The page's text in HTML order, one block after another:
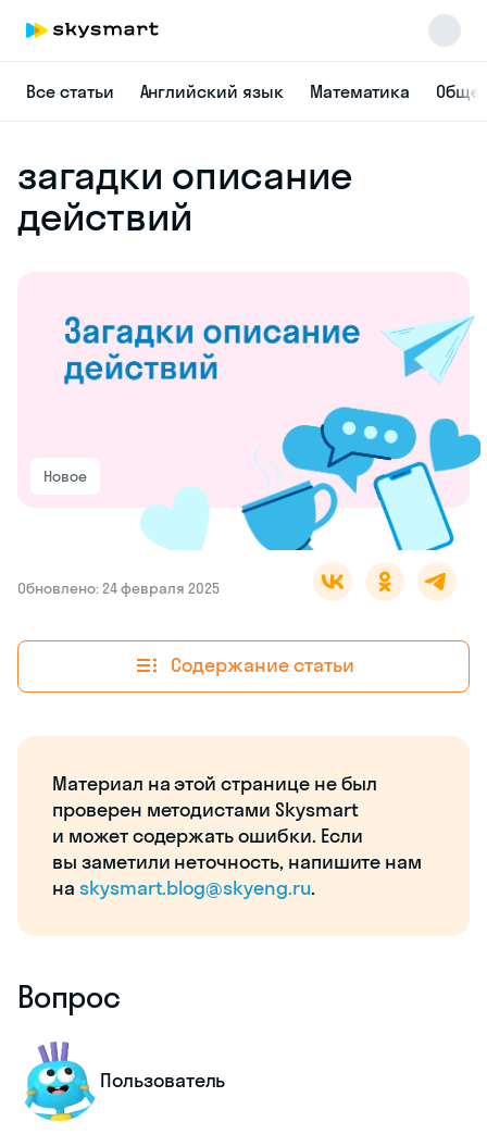
Все статьи Английский язык Математика
загадки описание
действий
Новое
Обновлено: 24 февраля 2025
Содержание статьи
Материал на этой странице не был
проверен методистами Skysmart
и может содержать ошибки. Если
вы заметили неточность, напишите нам
на skysmart.blog@skyeng.ru.
Вопрос
Пользователь